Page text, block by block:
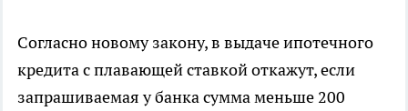
Согласно новому закону, в выдаче ипотечного
кредита с плавающей ставкой откажут, если
запрашиваемая у банка сумма меньше 200